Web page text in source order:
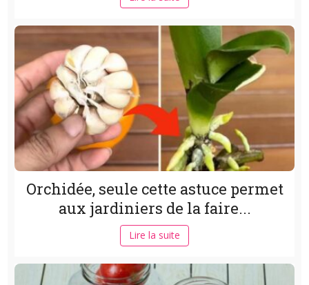
Orchidée, seule cette astuce permet
aux jardiniers de la faire...
Lire la suite